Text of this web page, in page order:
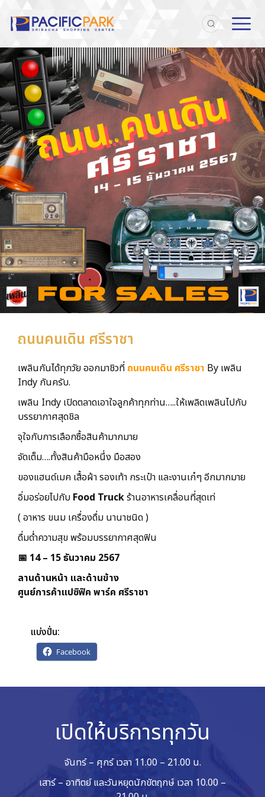
ถนนคนเดิน ศรีราชา
เพลินกันได้ทุกวัย ออกมาชิวที่ ถนนคนเดิน ศรีราชา By เพลิน
Indy กันครับ.
เพลิน Indy เปิดตลาดเอาใจลูกค้าทุกท่าน…..ให้เพลิดเพลินไปกับ
บรรยากาศสุดชิล
จุใจกับการเลือกซื้อสินค้ามากมาย
จัดเต็ม….ทั้งสินค้ามือหนึ่ง มือสอง
ของแฮนด์เมค เสื้อผ้า รองเท้า กระเป๋า และงานเก๋ๆ อีกมากมาย
อิ่มอร่อยไปกับ Food Truckร้านอาหารเคลื่อนที่สุดเท่
( อาหาร ขนม เครื่องดื่ม นานาชนิด )
ดื่มด่ำความสุข พร้อมบรรยากาศสุดฟิน
📅 14 – 15 ธันวาคม 2567
ลานด้านหน้า และด้านข้าง
ศูนย์การค้าแปซิฟิค พาร์ค ศรีราชา
แบ่งปั่น:
Facebook
เปิดให้บริการทุกวัน
จันทร์ – ศุกร์ เวลา 11.00 – 21.00 น.
เสาร์ – อาทิตย์ และวันหยุดนักขัตฤกษ์ เวลา 10.00 –